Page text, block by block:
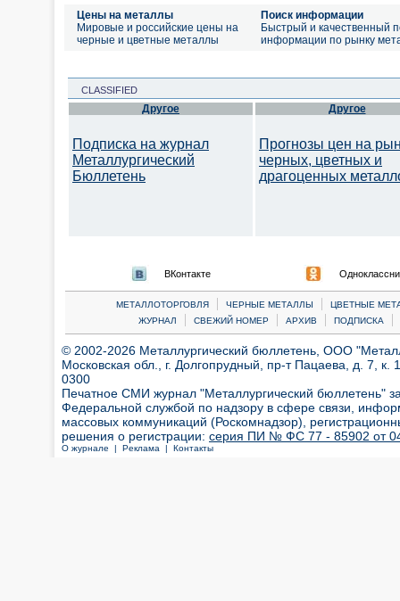
Цены на металлы
Мировые и российские цены на
черные и цветные металлы
Поиск информации
Быстрый и качественный
информации по рынку
CLASSIFIED
Другое
Подписка на журнал
Металлургический
Бюллетень
Другое
Прогнозы цен на
черных, цветных и
драгоценных
ВКонтакте
МЕТАЛЛОТОРГОВЛЯ | ЧЕРНЫЕ МЕТАЛЛЫ |
ЦВЕТНЫЕ
ЖУРНАЛ
| СВЕЖИЙ НОМЕР | АРХИВ | ПОДПИСКА |
© 2002-2026 Металлургический бюллетень, ООО
Московская обл., г. Долгопрудный, пр-т Пацаева, д. 7,
0300
Печатное СМИ журнал "Металлургический бюллетень"
Федеральной службой по надзору в сфере связи,
массовых коммуникаций (Роскомнадзор),
решения о регистрации: серия ПИ № ФС 77 - 85902 от 04
О журнале | Реклама | Контакты